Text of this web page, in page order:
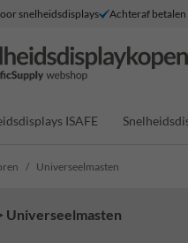
snelheidsdisplays Achteraf
ISAFE
Universeelmasten
Universeelmasten